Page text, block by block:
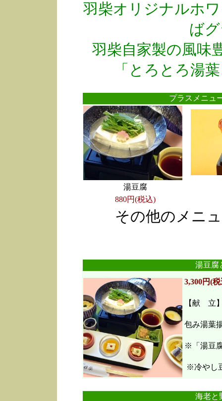
羽柴オリジナルホ
ば
羽柴自家製の風味
「とろとろ湯
プラスメニ
湯豆腐
880円(税込)
その他のメニ
湯豆腐
3,300円(
【献 立
包み湯葉
※「湯豆
※冷やし
海老